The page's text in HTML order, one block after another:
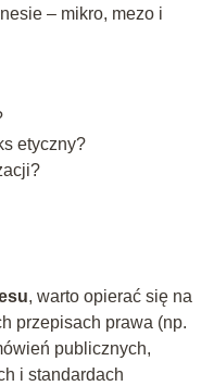
– mikro, mezo i
etyczny?
, warto opierać się na
przepisach prawa (np.
publicznych,
i standardach